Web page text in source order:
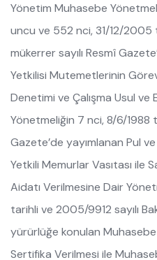
Yönetim Muhasebe
uncu ve 552 nci, 31/12/
mükerrer sayılı Resmî
Yetkilisi Mutemetlerinin
Denetimi ve Çalışma Usul ve
Yönetmeliğin 7 nci, 8/6/1988
Gazete’de yayımlanan Pul
Yetkili Memurlar Vasıtası ile
Aidatı Verilmesine Dair
tarihli ve 2005/9912 sayılı
yürürlüğe konulan Muhasebe
Sertifika Verilmesi ile